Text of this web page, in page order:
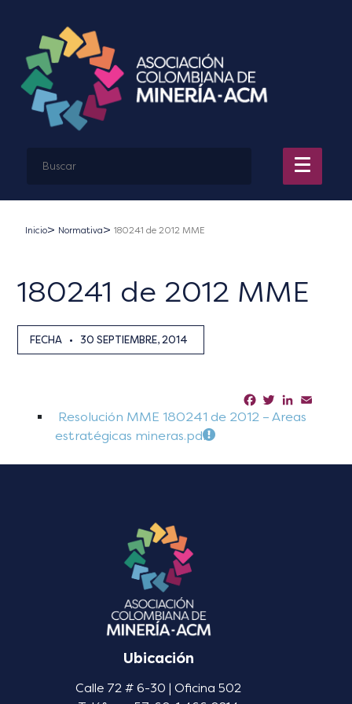
Inicio Normativa 180241 de 2012 MME
180241 de 2012 MME
FECHA • 30 SEPTIEMBRE, 2014
Facebook
TwitterLinkedIn
Resolución MME 180241 de 2012 – Areas
estratégicas mineras.pdf
Ubicación
Calle 72 # 6-30 | Oficina 502